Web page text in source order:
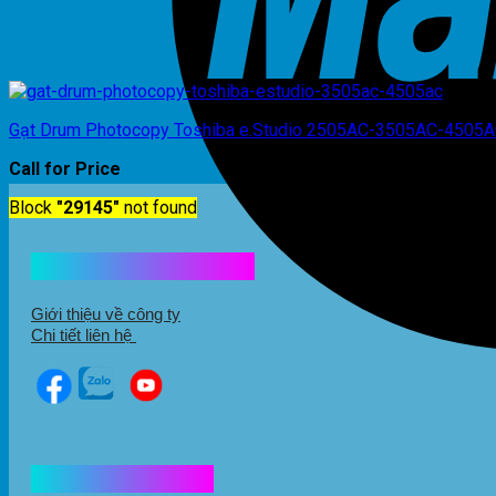
Gạt Drum Photocopy Toshiba e.Studio 2505AC-3505AC-
Call for Price
Block "29145" not found
Giới thiệu về công ty
Chi tiết liên hệ